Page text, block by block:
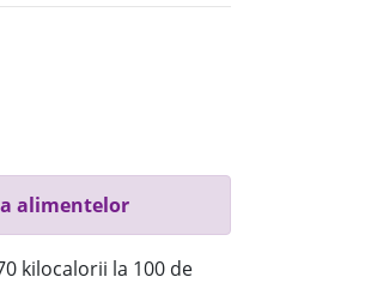
alimentelor
kilocalorii la 100 de